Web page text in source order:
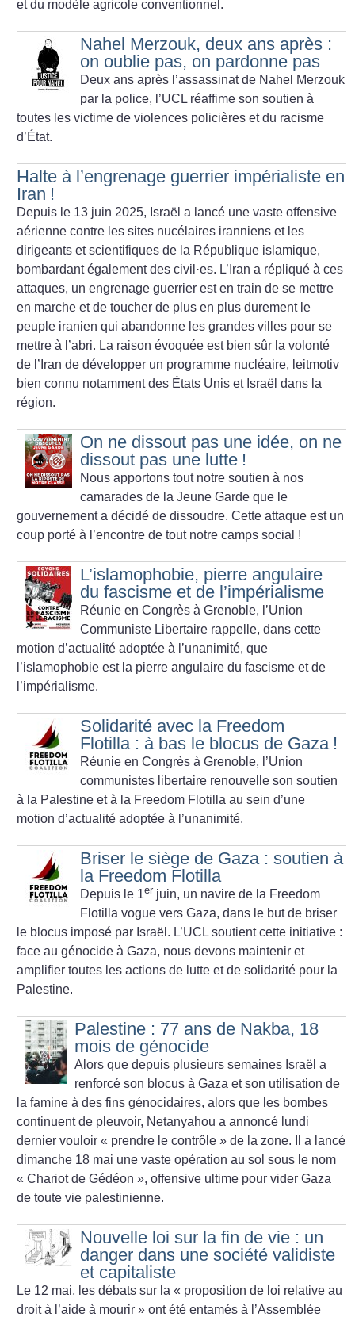
et du modèle agricole conventionnel.
Nahel Merzouk, deux ans après :
on oublie pas, on pardonne pas
Deux ans après l’assassinat de Nahel Merzouk
par la police, l’UCL réaffime son soutien à
toutes les victime de violences policières et du racisme
d’État.
Halte à l’engrenage guerrier impérialiste en
Iran !
Depuis le 13 juin 2025, Israël a lancé une vaste offensive
aérienne contre les sites nucélaires iranniens et les
dirigeants et scientifiques de la République islamique,
bombardant également des civil ·es. L’Iran a répliqué à ces
attaques, un engrenage guerrier est en train de se mettre
en marche et de toucher de plus en plus durement le
peuple iranien qui abandonne les grandes villes pour se
mettre à l’abri. La raison évoquée est bien sûr la volonté
de l’Iran de développer un programme nucléaire, leitmotiv
bien connu notamment des États Unis et Israël dans la
région.
On ne dissout pas une idée, on ne
dissout pas une lutte !
Nous apportons tout notre soutien à nos
camarades de la Jeune Garde que le
gouvernement a décidé de dissoudre. Cette attaque est un
coup porté à l’encontre de tout notre camps social !
L’islamophobie, pierre angulaire
du fascisme et de l’impérialisme
Réunie en Congrès à Grenoble, l’Union
Communiste Libertaire rappelle, dans cette
motion d’actualité adoptée à l’unanimité, que
l’islamophobie est la pierre angulaire du fascisme et de
l’impérialisme.
Solidarité avec la Freedom
Flotilla : à bas le blocus de Gaza !
Réunie en Congrès à Grenoble, l’Union
communistes libertaire renouvelle son soutien
à la Palestine et à la Freedom Flotilla au sein d’une
motion d’actualité adoptée à l’unanimité.
Briser le siège de Gaza : soutien à
la Freedom Flotilla
Depuis le 1er juin, un navire de la Freedom
Flotilla vogue vers Gaza, dans le but de briser
le blocus imposé par Israël. L’UCL soutient cette initiative :
face au génocide à Gaza, nous devons maintenir et
amplifier toutes les actions de lutte et de solidarité pour la
Palestine.
Palestine : 77 ans de Nakba, 18
mois de génocide
Alors que depuis plusieurs semaines Israël a
renforcé son blocus à Gaza et son utilisation de
la famine à des fins génocidaires, alors que les bombes
continuent de pleuvoir, Netanyahou a annoncé lundi
dernier vouloir « prendre le contrôle » de la zone. Il a lancé
dimanche 18 mai une vaste opération au sol sous le nom
« Chariot de Gédéon », offensive ultime pour vider Gaza
de toute vie palestinienne.
Nouvelle loi sur la fin de vie : un
danger dans une société validiste
et capitaliste
Le 12 mai, les débats sur la « proposition de loi relative au
droit à l’aide à mourir » ont été entamés à l’Assemblée